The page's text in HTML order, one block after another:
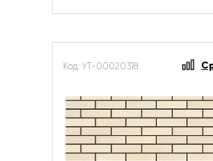
Код: УТ-00020318